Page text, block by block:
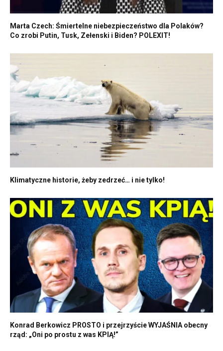
Marta Czech: Śmiertelne niebezpieczeństwo dla Polaków?
Co zrobi Putin, Tusk, Zełenski i Biden? POLEXIT!
Klimatyczne historie, żeby zedrzeć… i nie tylko!
Konrad Berkowicz PROSTO i przejrzyście WYJAŚNIA obecny
rząd: „Oni po prostu z was KPIĄ!”